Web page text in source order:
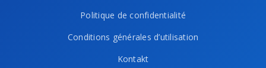
Politique de confidentialité
Conditions générales d’utilisation
Kontakt